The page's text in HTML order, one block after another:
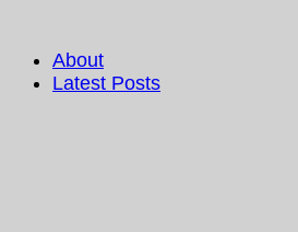
About
Latest Posts